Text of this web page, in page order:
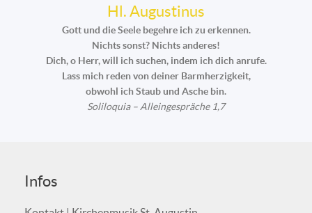
Hl. Augustinus
Gott und die Seele begehre ich zu erkennen.
Nichts sonst? Nichts anderes!
Dich, o Herr, will ich suchen, indem ich dich anrufe.
Lass mich reden von deiner Barmherzigkeit,
obwohl ich Staub und Asche bin.
Soliloquia – Alleingespräche 1,7
Infos